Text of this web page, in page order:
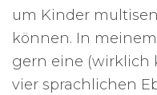
um Kinder
können. In
gern eine (wirklich
vier sprachlichen